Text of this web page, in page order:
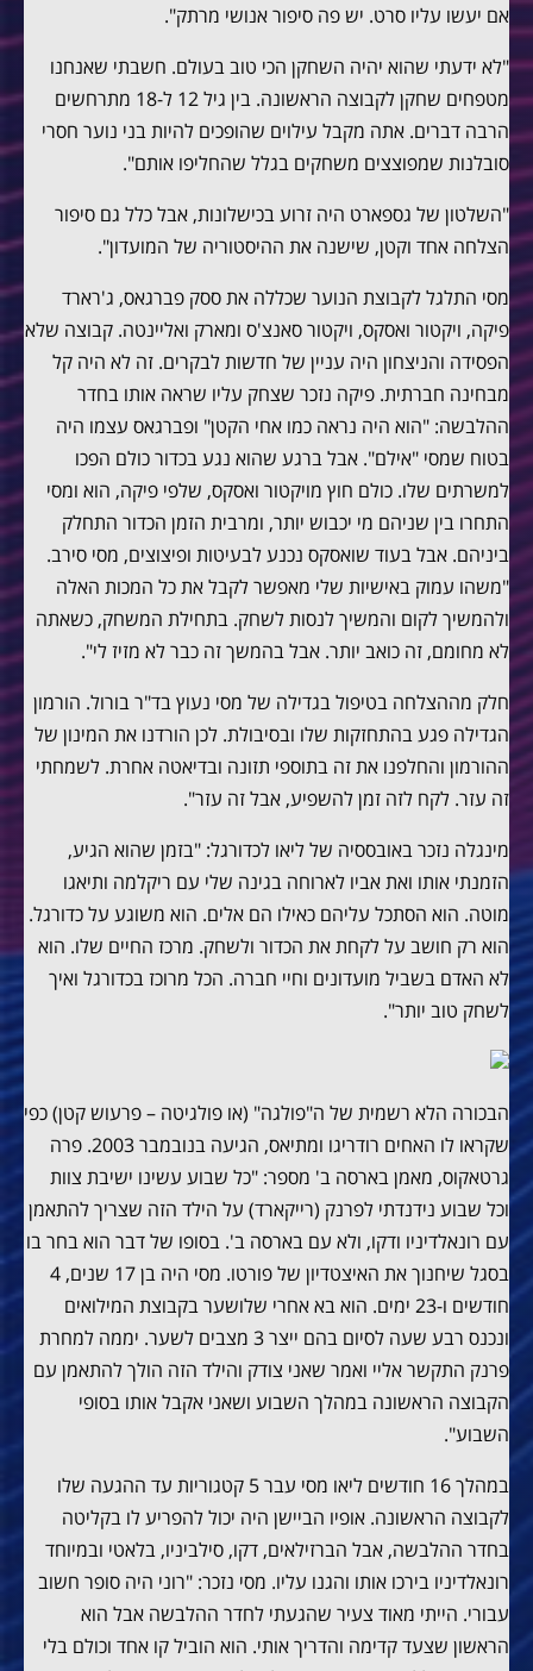
אם יעשו עליו סרט. יש פה סיפור אנושי מרתק".
"לא ידעתי שהוא יהיה השחקן הכי טוב בעולם. חשבתי שאנחנו
מטפחים שחקן לקבוצה הראשונה. בין גיל 12 ל-18 מתרחשים
הרבה דברים. אתה מקבל עילוים שהופכים להיות בני נוער חסרי
סובלנות שמפוצצים משחקים בגלל שהחליפו אותם".
"השלטון של גספארט היה זרוע בכישלונות, אבל כלל גם סיפור
הצלחה אחד וקטן, שישנה את ההיסטוריה של המועדון".
מסי התלגל לקבוצת הנוער שכללה את ססק פברגאס, ג'רארד
פיקה, ויקטור ואסקס, ויקטור סאנצ'ס ומארק ואליינטה. קבוצה שלא
הפסידה והניצחון היה עניין של חדשות לבקרים. זה לא היה קל
מבחינה חברתית. פיקה נזכר שצחק עליו שראה אותו בחדר
ההלבשה: "הוא היה נראה כמו אחי הקטן" ופברגאס עצמו היה
בטוח שמסי "אילם". אבל ברגע שהוא נגע בכדור כולם הפכו
למשרתים שלו. כולם חוץ מויקטור ואסקס, שלפי פיקה, הוא ומסי
התחרו בין שניהם מי יכבוש יותר, ומרבית הזמן הכדור התחלק
ביניהם. אבל בעוד שואסקס נכנע לבעיטות ופיצוצים, מסי סירב.
"משהו עמוק באישיות שלי מאפשר לקבל את כל המכות האלה
ולהמשיך לקום והמשיך לנסות לשחק. בתחילת המשחק, כשאתה
לא מחומם, זה כואב יותר. אבל בהמשך זה כבר לא מזיז לי".
חלק מההצלחה בטיפול בגדילה של מסי נעוץ בד"ר בורול. הורמון
הגדילה פגע בהתחזקות שלו ובסיבולת. לכן הורדנו את המינון של
ההורמון והחלפנו את זה בתוספי תזונה ובדיאטה אחרת. לשמחתי
זה עזר. לקח לזה זמן להשפיע, אבל זה עזר".
מינגלה נזכר באובססיה של ליאו לכדורגל: "בזמן שהוא הגיע,
הזמנתי אותו ואת אביו לארוחה בגינה שלי עם ריקלמה ותיאגו
מוטה. הוא הסתכל עליהם כאילו הם אלים. הוא משוגע על כדורגל.
הוא רק חושב על לקחת את הכדור ולשחק. מרכז החיים שלו. הוא
לא האדם בשביל מועדונים וחיי חברה. הכל מרוכז בכדורגל ואיך
לשחק טוב יותר".
הבכורה הלא רשמית של ה"פולגה" (או פולגיטה – פרעוש קטן) כפי
שקראו לו האחים רודריגו ומתיאס, הגיעה בנובמבר 2003. פרה
גרטאקוס, מאמן בארסה ב' מספר: "כל שבוע עשינו ישיבת צוות
וכל שבוע נידנדתי לפרנק (רייקארד) על הילד הזה שצריך להתאמן
עם רונאלדיניו ודקו, ולא עם בארסה ב'. בסופו של דבר הוא בחר בו
בסגל שיחנוך את האיצטדיון של פורטו. מסי היה בן 17 שנים, 4
חודשים ו-23 ימים. הוא בא אחרי שלושער בקבוצת המילואים
ונכנס רבע שעה לסיום בהם ייצר 3 מצבים לשער. יממה למחרת
פרנק התקשר אליי ואמר שאני צודק והילד הזה הולך להתאמן עם
הקבוצה הראשונה במהלך השבוע ושאני אקבל אותו בסופי
השבוע".
במהלך 16 חודשים ליאו מסי עבר 5 קטגוריות עד ההגעה שלו
לקבוצה הראשונה. אופיו הביישן היה יכול להפריע לו בקליטה
בחדר ההלבשה, אבל הברזילאים, דקו, סילביניו, בלאטי ובמיוחד
רונאלדיניו בירכו אותו והגנו עליו. מסי נזכר: "רוני היה סופר חשוב
עבורי. הייתי מאוד צעיר שהגעתי לחדר ההלבשה אבל הוא
הראשון שצעד קדימה והדריך אותי. הוא הוביל קו אחד וכולם בלי